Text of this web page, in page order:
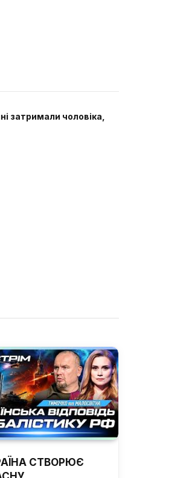
затримали чоловіка,
СТВОРЮЄ